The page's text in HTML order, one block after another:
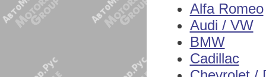
Alfa Romeo
Audi / VW
BMW
Cadillac